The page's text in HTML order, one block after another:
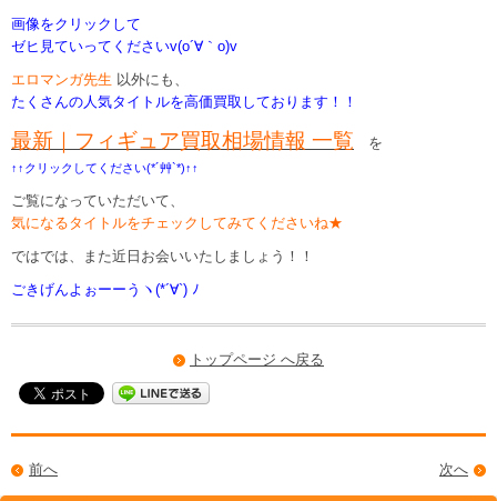
画像をクリックして
ゼヒ見ていってくださいv(o´∀｀o)v
エロマンガ先生 以外にも、
たくさんの人気タイトルを高価買取しております！！
最新｜フィギュア買取相場情報 一覧 を
↑↑クリックしてください(*´艸`*)↑↑
ご覧になっていただいて、
気になるタイトルをチェックしてみてくださいね★
ではでは、また近日お会いいたしましょう！！
ごきげんよぉーーうヽ(*´∀`) ﾉ
トップページ へ戻る
次へ
前へ